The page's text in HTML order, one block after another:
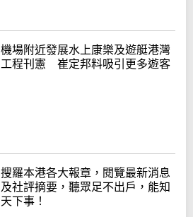
機場附近發展水上康樂及遊艇港灣
工程刊憲 崔定邦料吸引更多遊客
搜羅本港各大報章，閱覽最新消息
及社評摘要，聽眾足不出戶，能知
天下事！